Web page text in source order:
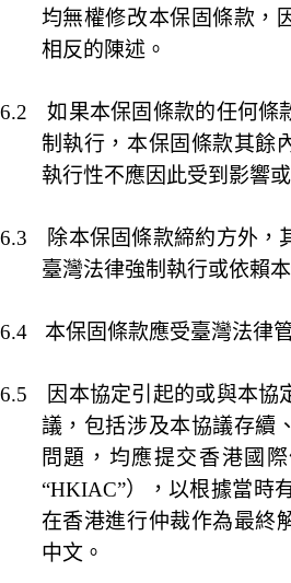
均無權修改本保固條款，
相反的陳述。
6.2
如果本保固條款的任何條
制執行，本保固條款其餘
執行性不應因此受到影響
6.3
除本保固條款締約方外，
臺灣法律強制執行或依賴
6.4 本保固條款應受臺灣法律
6.5
因本協定引起的或與本協
議，包括涉及本協議存續
問題，均應提交香港國
“HKIAC”），以根據當時
在香港進行仲裁作為最終
中文。